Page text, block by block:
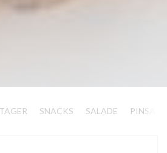
SNACKS SALADE PINSA